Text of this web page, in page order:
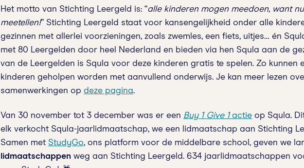
Het motto van Stichting Leergeld is: “alle kinderen mogen meedoen, want
meetellen!” Stichting Leergeld staat voor kansengelijkheid onder alle
gezinnen met allerlei voorzieningen, zoals zwemles, een fiets, uitjes… én
met 80 Leergelden door heel Nederland en bieden via hen Squla aan de
van de Leergelden is Squla voor deze kinderen gratis te spelen. Zo kunnen
kinderen geholpen worden met aanvullend onderwijs. Je kan meer lezen
samenwerkingen op deze pagina.
Van 30 november tot 3 december was er een Buy 1 Give 1actie op Squla.
elk verkocht Squla-jaarlidmaatschap, we een lidmaatschap aan Stichting
Samen met StudyGo, ons platform voor de middelbare school, geven we
lidmaatschappen weg aan Stichting Leergeld. 634 jaarlidmaatschappen